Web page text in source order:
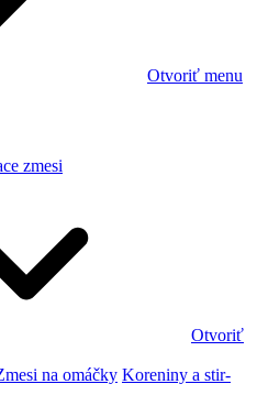
Otvoriť menu
zmesi
Otvoriť
na omáčky Koreniny a stir-